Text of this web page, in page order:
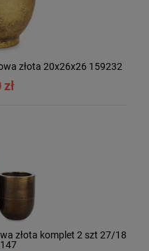
złota 20x26x26 159232
złota komplet 2 szt 27/18